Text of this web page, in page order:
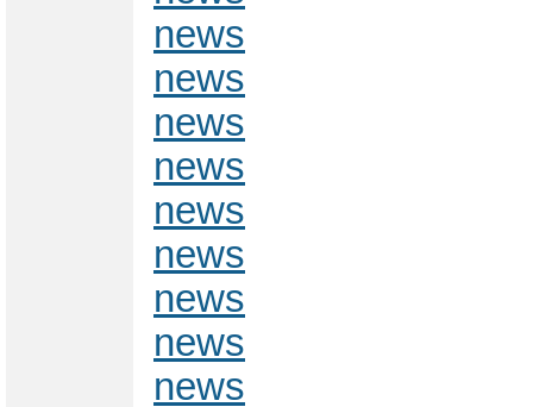
news
news
news
news
news
news
news
news
news